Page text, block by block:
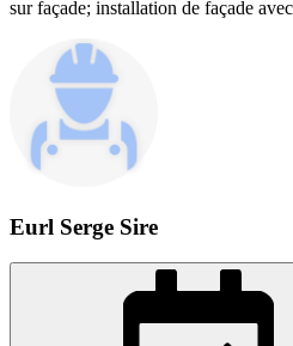
sur façade; installation de façade
Eurl Serge Sire